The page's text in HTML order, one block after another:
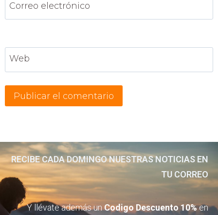
Correo electrónico
Web
RECIBE CADA DOMINGO NUESTRAS NOTICIAS EN
TU CORREO
Y llévate además unCodigo Descuento 10%en